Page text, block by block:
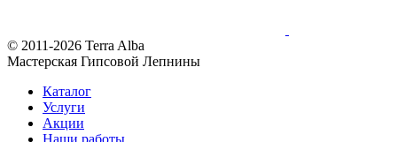
© 2011-2026 Terra Alba
Мастерская Гипсовой Лепнины
Каталог
Услуги
Акции
Наши работы